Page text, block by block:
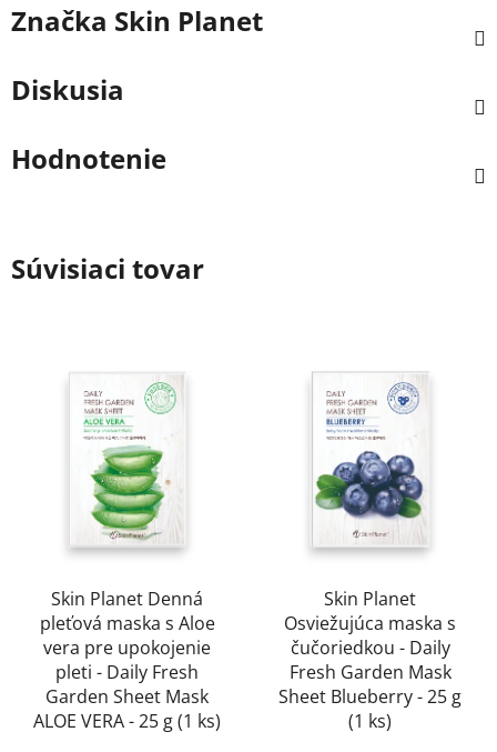
Značka Skin Planet
Diskusia
Hodnotenie
Súvisiaci tovar
Skin Planet Denná
pleťová maska s Aloe
vera pre upokojenie
pleti - Daily Fresh
Garden Sheet Mask
ALOE VERA - 25 g (1 ks)
Skin Planet
Osviežujúca maska s
čučoriedkou - Daily
Fresh Garden Mask
Sheet Blueberry - 25 g
(1 ks)